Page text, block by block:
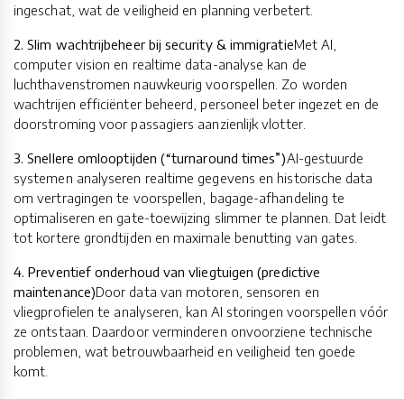
ingeschat, wat de veiligheid en planning verbetert.
2. Slim wachtrijbeheer bij security & immigratieMet AI,
computer vision en realtime data-analyse kan de
luchthavenstromen nauwkeurig voorspellen. Zo worden
wachtrijen efficiënter beheerd, personeel beter ingezet en de
doorstroming voor passagiers aanzienlijk vlotter.
3. Snellere omlooptijden (“turnaround times”)AI-gestuurde
systemen analyseren realtime gegevens en historische data
om vertragingen te voorspellen, bagage-afhandeling te
optimaliseren en gate-toewijzing slimmer te plannen. Dat leidt
tot kortere grondtijden en maximale benutting van gates.
4. Preventief onderhoud van vliegtuigen (predictive
maintenance)Door data van motoren, sensoren en
vliegprofielen te analyseren, kan AI storingen voorspellen vóór
ze ontstaan. Daardoor verminderen onvoorziene technische
problemen, wat betrouwbaarheid en veiligheid ten goede
komt.